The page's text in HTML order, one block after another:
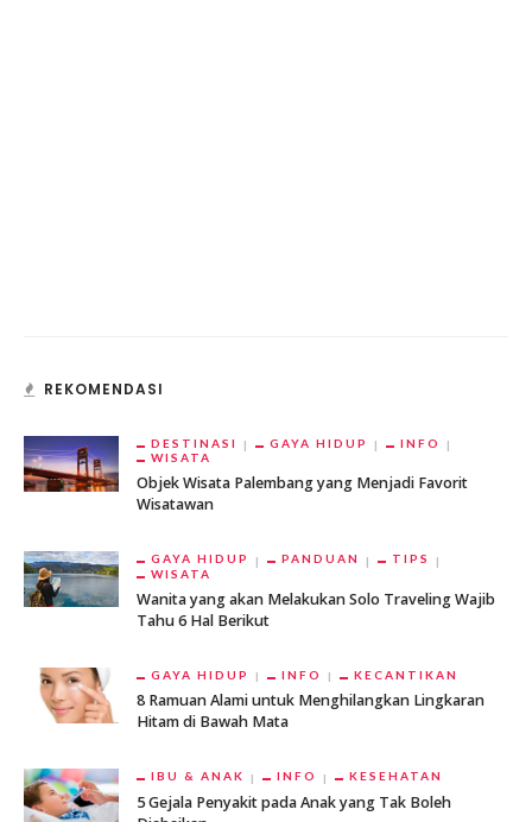
REKOMENDASI
DESTINASI GAYA HIDUP
INFO
WISATA
Objek Wisata Palembang yang Menjadi Favorit
Wisatawan
GAYA HIDUP PANDUAN
TIPS
WISATA
Wanita yang akan Melakukan Solo Traveling Wajib
Tahu 6 Hal Berikut
GAYA HIDUP INFO KECANTIKAN
8 Ramuan Alami untuk Menghilangkan Lingkaran
Hitam di Bawah Mata
IBU & ANAK INFO KESEHATAN
5 Gejala Penyakit pada Anak yang Tak Boleh